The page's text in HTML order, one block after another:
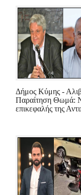
Δήμος Κύμης -
Παραίτηση Θωμά:
επικεφαλής της